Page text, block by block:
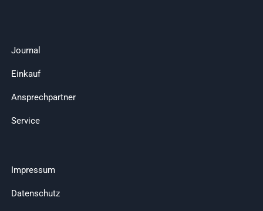
Journal
Einkauf
Ansprechpartner
Service
Impressum
Datenschutz